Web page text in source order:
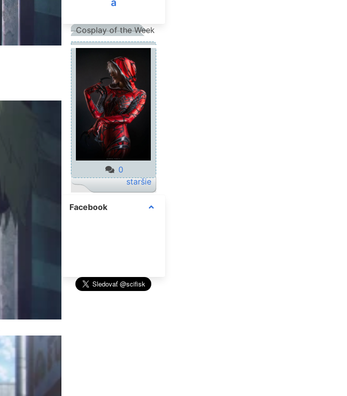
a
Cosplay of the Week
0
staršie
Facebook